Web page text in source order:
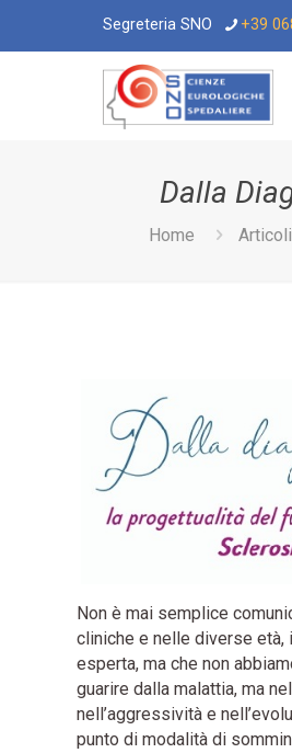
Segreteria SNO +39
Dalla
Home Articoli
Non è mai semplice
cliniche e nelle diverse età,
esperta, ma che non
guarire dalla malattia, ma
nell’aggressività e
punto di modalità di